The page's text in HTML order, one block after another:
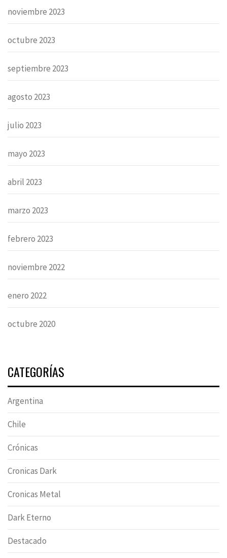
noviembre 2023
octubre 2023
septiembre 2023
agosto 2023
julio 2023
mayo 2023
abril 2023
marzo 2023
febrero 2023
noviembre 2022
enero 2022
octubre 2020
CATEGORÍAS
Argentina
Chile
Crónicas
Cronicas Dark
Cronicas Metal
Dark Eterno
Destacado